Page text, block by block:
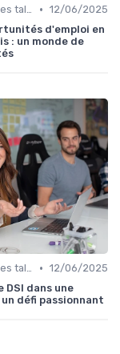
Gestion des talents IT • 12/06/2025
d'emploi en
: un monde de
Gestion des talents IT • 12/06/2025
DSI dans une
défi passionnant